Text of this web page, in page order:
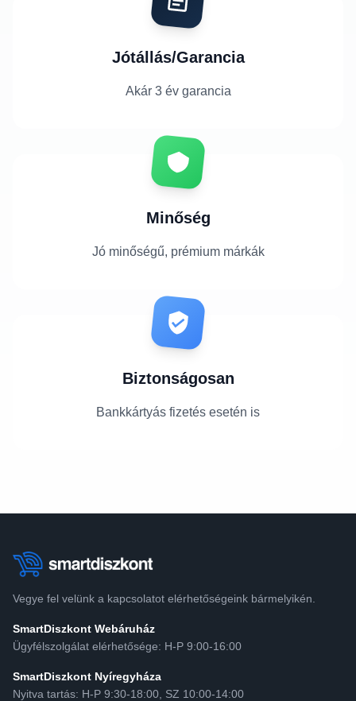
Jótállás/Garancia
Akár 3 év garancia
Minőség
Jó minőségű, prémium márkák
Biztonságosan
Bankkártyás fizetés esetén is
Vegye fel velünk a kapcsolatot elérhetőségeink bármelyikén.
SmartDiszkont Webáruház
Ügyfélszolgálat elérhetősége: H-P 9:00-16:00
SmartDiszkont Nyíregyháza
Nyitva tartás: H-P 9:30-18:00, SZ 10:00-14:00